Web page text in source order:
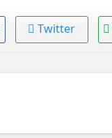
Twitter